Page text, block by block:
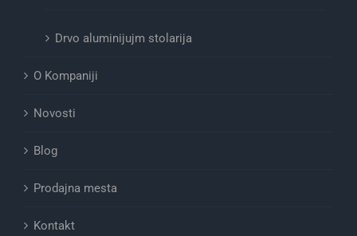
Drvo aluminijujm stolarija
O Kompaniji
Novosti
Blog
Prodajna mesta
Kontakt